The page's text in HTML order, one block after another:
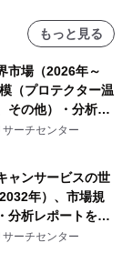
もっと見る
市場（2026年～
（プロテクター温
その他）・分析レ
ーチセンター
ャンサービスの世
年）、市場規
分析レポートを発
ーチセンター